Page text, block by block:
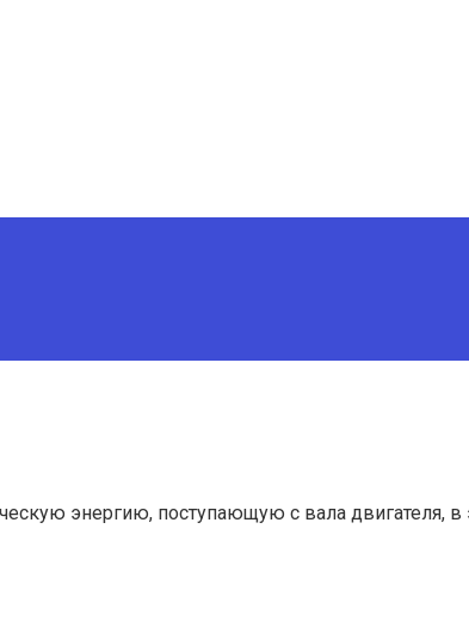
энергию, поступающую с вала двигателя, в